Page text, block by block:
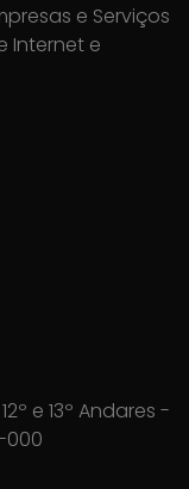
e Serviços
Internet e
e 13º Andares -
000